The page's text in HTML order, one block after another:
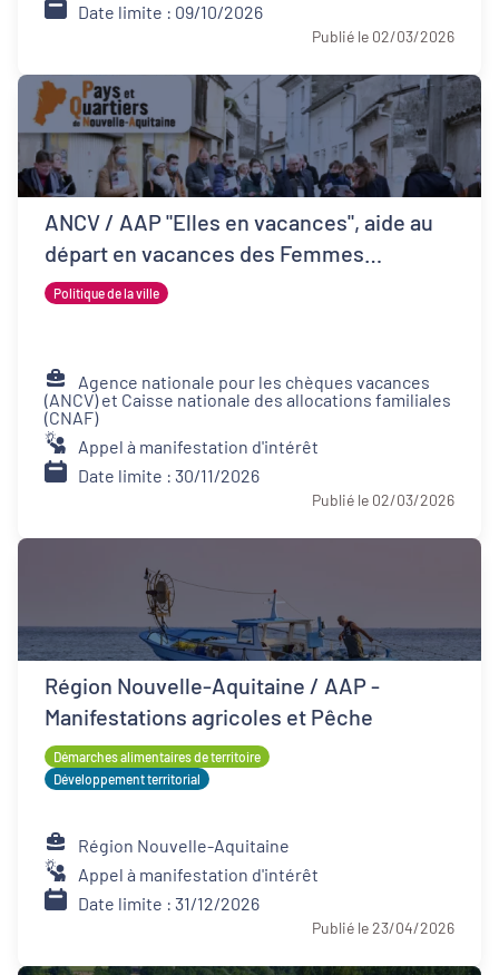
Date limite : 09/10/2026
Publié le 02/03/2026
ANCV / AAP "Elles en vacances", aide au
départ en vacances des Femmes
Victimes de Violences et de leurs proches
Politique de la ville
Agence nationale pour les chèques vacances
(ANCV) et Caisse nationale des allocations familiales
(CNAF)
Appel à manifestation d'intérêt
Date limite : 30/11/2026
Publié le 02/03/2026
Région Nouvelle-Aquitaine / AAP -
Manifestations agricoles et Pêche
Démarches alimentaires de territoire
Développement territorial
Région Nouvelle-Aquitaine
Appel à manifestation d'intérêt
Date limite : 31/12/2026
Publié le 23/04/2026